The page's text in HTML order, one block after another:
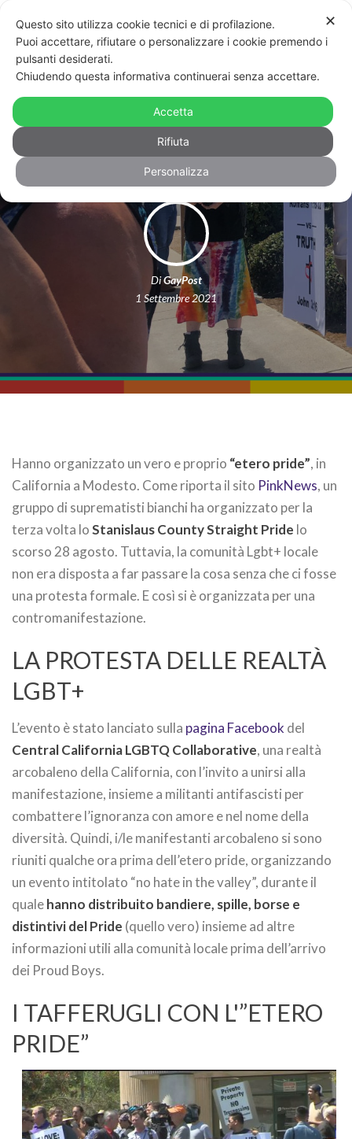
L'”etero pride”? Esiste, ma è violento:
cosa è successo negli USA
DiGayPost
1 Settembre 2021
Hanno organizzato un vero e proprio “etero pride”, in
California a Modesto. Come riporta il sito PinkNews, un
gruppo di suprematisti bianchi ha organizzato per la
terza volta loStanislaus County Straight Pride lo
scorso 28 agosto. Tuttavia, la comunità Lgbt+ locale
non era disposta a far passare la cosa senza che ci fosse
una protesta formale. E così si è organizzata per una
contromanifestazione.
LA PROTESTA DELLE REALTÀ
LGBT+
L’evento è stato lanciato sulla pagina Facebook del
Central California LGBTQ Collaborative, una realtà
arcobaleno della California, con l’invito a unirsi alla
manifestazione, insieme a militanti antifascisti per
combattere l’ignoranza con amore e nel nome della
diversità. Quindi, i/le manifestanti arcobaleno si sono
riuniti qualche ora prima dell’etero pride, organizzando
un evento intitolato “no hate in the valley”, durante il
qualehanno distribuito bandiere, spille, borse e
distintivi del Pride (quello vero) insieme ad altre
informazioni utili alla comunità locale prima dell’arrivo
dei Proud Boys.
I TAFFERUGLI CON L'”ETERO
PRIDE”
✕
Questo sito utilizza cookie tecnici e di profilazione.
Puoi accettare, rifiutare o personalizzare i cookie premendo i
pulsanti desiderati.
Chiudendo questa informativa continuerai senza accettare.
Accetta
Rifiuta
Personalizza